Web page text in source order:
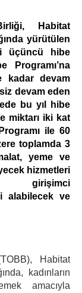
Habitat
yürütülen
üçüncü hibe
Programı’na
kadar devam
devam eden
bu yıl hibe
miktarı iki kat
ile 60
toplamda 3
yeme ve
hizmetleri
alabilecek ve
Habitat
kadınların
amacıyla